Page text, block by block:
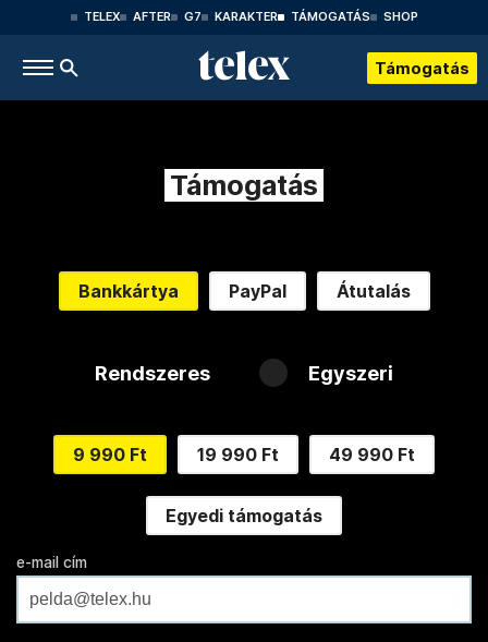
TELEX AFTER G7 KARAKTER TÁMOGATÁS SHOP
Támogatás
Támogatás
Bankkártya PayPal Átutalás
Rendszeres Egyszeri
9 990 Ft 19 990 Ft 49 990 Ft
Egyedi támogatás
e-mail cím